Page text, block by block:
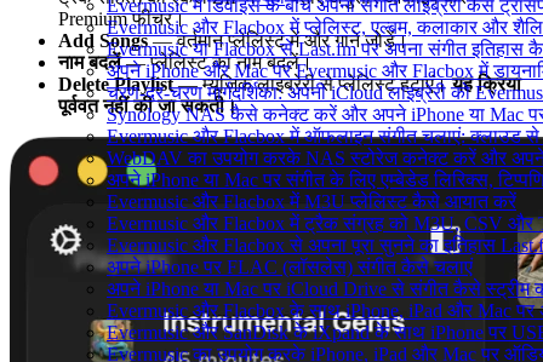
Evermusic में डिवाइस के बीच अपनी संगीत लाइब्रेरी कैसे
Evermusic और Flacbox में प्लेलिस्ट, एल्बम, कलाकार और
Evermusic या Flacbox से Last.fm पर अपना संगीत इतिहास
अपने iPhone और Mac पर Evermusic और Flacbox में
चरण-दर-चरण मार्गदर्शिका: अपनी iCloud लाइब्रेरी को
Synology NAS कैसे कनेक्ट करें और अपने iPhone या Mac
Evermusic और Flacbox में ऑफलाइन संगीत चलाएं: क्लाउड
WebDAV का उपयोग करके NAS स्टोरेज कनेक्ट करें और अपने
अपने iPhone या Mac पर संगीत के लिए एम्बेडेड लिरिक्स,
Evermusic और Flacbox में M3U प्लेलिस्ट कैसे आयात करें
Evermusic और Flacbox में ट्रैक संग्रह को M3U, CSV और
Evermusic और Flacbox से अपना पूरा सुनने का इतिहास
अपने iPhone पर FLAC (लॉसलेस) संगीत कैसे चलाएं
अपने iPhone या Mac पर iCloud Drive से संगीत कैसे स्ट्रीम
Evermusic और Flacbox के साथ iPhone, iPad और Mac
Evermusic और SanDisk के iXpand के साथ iPhone पर
Evermusic का उपयोग करके iPhone, iPad और Mac पर
Premium फीचर।
Add Songs— वर्तमान प्लेलिस्ट में और गाने जोड़ें।
नाम बदलें— प्लेलिस्ट का नाम बदलें।
Delete Playlist— म्यूज़िक लाइब्रेरी से प्लेलिस्ट हटाएं।यह क्रिया
पूर्ववत नहीं की जा सकती।